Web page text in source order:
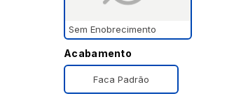
Sem Enobrecimento
Acabamento
Faca Padrão